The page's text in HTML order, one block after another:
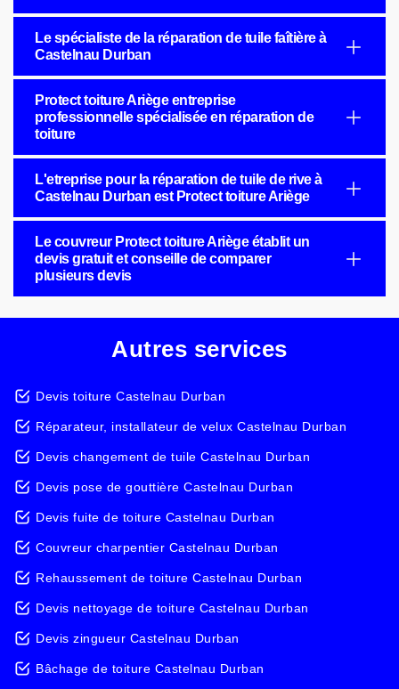
Le spécialiste de la réparation de tuile faîtière à
Castelnau Durban
Protect toiture Ariège entreprise
professionnelle spécialisée en réparation de
toiture
L'etreprise pour la réparation de tuile de rive à
Castelnau Durban est Protect toiture Ariège
Le couvreur Protect toiture Ariège établit un
devis gratuit et conseille de comparer
plusieurs devis
Autres services
Devis toiture Castelnau Durban
Réparateur, installateur de velux Castelnau Durban
Devis changement de tuile Castelnau Durban
Devis pose de gouttière Castelnau Durban
Devis fuite de toiture Castelnau Durban
Couvreur charpentier Castelnau Durban
Rehaussement de toiture Castelnau Durban
Devis nettoyage de toiture Castelnau Durban
Devis zingueur Castelnau Durban
Bâchage de toiture Castelnau Durban